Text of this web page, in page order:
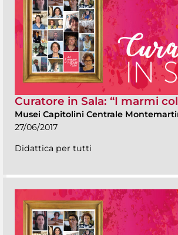
Curatore in Sala: “I marmi
Musei Capitolini Centrale
27/06/2017
Didattica per tutti